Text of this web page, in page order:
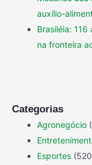
auxílio-
Brasiléia:
na fronteira
Categorias
Agronegócio
Esportes